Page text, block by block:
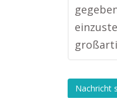
Nachricht